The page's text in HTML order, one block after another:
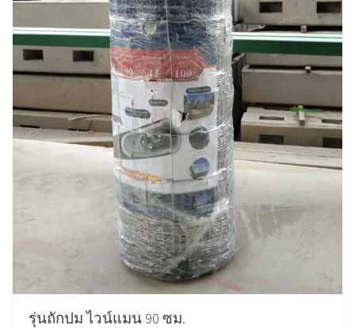
รุ่นถักปม ไวน์แมน 90 ซม.